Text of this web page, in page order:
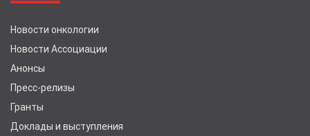
Новости онкологии
Новости Ассоциации
Анонсы
Пресс-релизы
Гранты
Доклады и выступления